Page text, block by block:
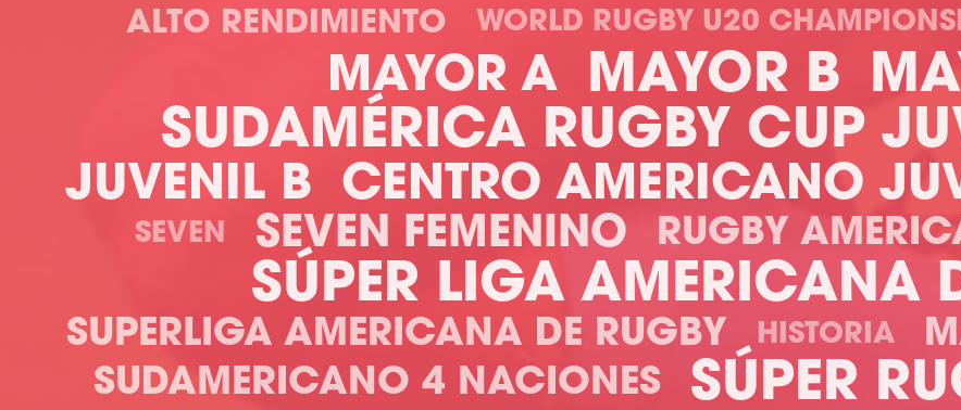
ALTO RENDIMIENTO WORLD RUGBY U20
MAYOR A
MAYOR B
SUDAMÉRICA RUGBY CUP
JUVENIL B CENTRO AMERICANO
SEVEN SEVEN FEMENINO RUGBY
SÚPER LIGA AMERICANA
SUPERLIGA AMERICANA DE RUGBY HISTORIA
SUDAMERICANO 4 NACIONES SÚPER